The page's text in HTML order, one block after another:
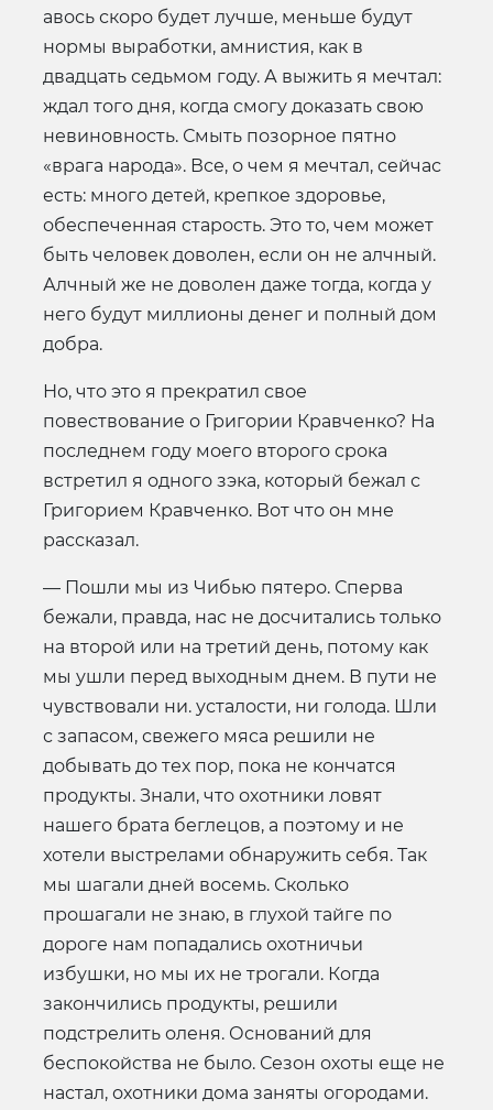
авось скоро будет лучше, меньше будут
нормы выработки, амнистия, как в
двадцать седьмом году. А выжить я мечтал:
ждал того дня, когда смогу доказать свою
невиновность. Смыть позорное пятно
«врага народа». Все, о чем я мечтал, сейчас
есть: много детей, крепкое здоровье,
обеспеченная старость. Это то, чем может
быть человек доволен, если он не алчный.
Алчный же не доволен даже тогда, когда у
него будут миллионы денег и полный дом
добра.
Но, что это я прекратил свое
повествование о Григории Кравченко? На
последнем году моего второго срока
встретил я одного зэка, который бежал с
Григорием Кравченко. Вот что он мне
рассказал.
— Пошли мы из Чибью пятеро. Сперва
бежали, правда, нас не досчитались только
на второй или на третий день, потому как
мы ушли перед выходным днем. В пути не
чувствовали ни. усталости, ни голода. Шли
с запасом, свежего мяса решили не
добывать до тех пор, пока не кончатся
продукты. Знали, что охотники ловят
нашего брата беглецов, а поэтому и не
хотели выстрелами обнаружить себя. Так
мы шагали дней восемь. Сколько
прошагали не знаю, в глухой тайге по
дороге нам попадались охотничьи
избушки, но мы их не трогали. Когда
закончились продукты, решили
подстрелить оленя. Оснований для
беспокойства не было. Сезон охоты еще не
настал, охотники дома заняты огородами.